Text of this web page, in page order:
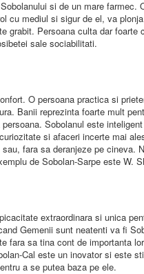
si de un mare farmec.
cu mediul si sigur de el, va
Persoana culta dar foarte
sale sociabilitati.
O persoana practica si
Banii reprezinta foarte mult
Sobolanul este
si afaceri incerte mai
fara sa deranjeze pe cineva.
de Sobolan-Sarpe este W.
extraordinara si unica
Gemenii sunt neatenti va fi
fara sa tina cont de importanta
Cal este un inovator si este
a se putea baza pe ele.